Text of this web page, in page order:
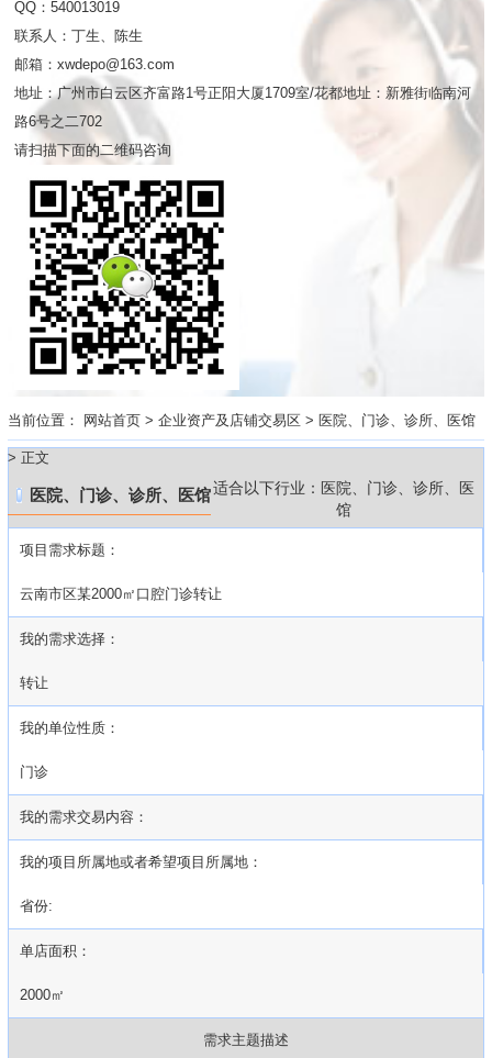
QQ：540013019
联系人：丁生、陈生
邮箱：xwdepo@163.com
地址：广州市白云区齐富路1号正阳大厦1709室/花都地址：新雅街临南河
路6号之二702
请扫描下面的二维码咨询
当前位置： 网站首页 > 企业资产及店铺交易区 > 医院、门诊、诊所、医馆
> 正文
医院、门诊、诊所、医馆适合以下行业：医院、门诊、诊所、医
馆
项目需求标题：
云南市区某2000㎡口腔门诊转让
我的需求选择：
转让
我的单位性质：
门诊
我的需求交易内容：
我的项目所属地或者希望项目所属地：
省份:
单店面积：
2000㎡
需求主题描述